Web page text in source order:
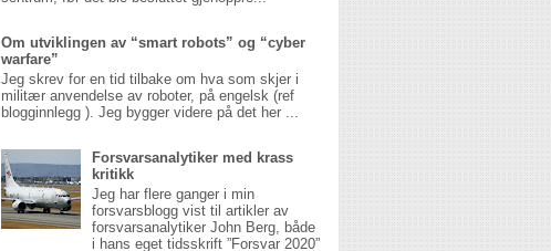
Om utviklingen av “smart robots” og “cyber
warfare”
Jeg skrev for en tid tilbake om hva som skjer i
militær anvendelse av roboter, på engelsk (ref
blogginnlegg ). Jeg bygger videre på det her ...
Forsvarsanalytiker med krass
kritikk
Jeg har flere ganger i min
forsvarsblogg vist til artikler av
forsvarsanalytiker John Berg, både
i hans eget tidsskrift ”Forsvar 2020”